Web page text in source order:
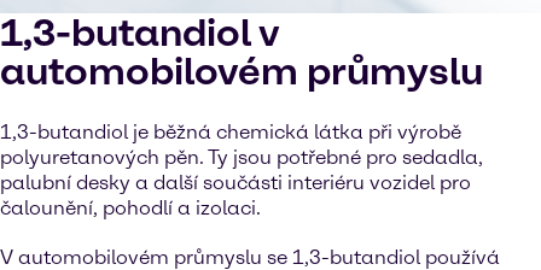
1,3-butandiol v
automobilovém průmyslu
1,3-butandiol je běžná chemická látka při výrobě
polyuretanových pěn. Ty jsou potřebné pro sedadla,
palubní desky a další součásti interiéru vozidel pro
čalounění, pohodlí a izolaci.
V automobilovém průmyslu se 1,3-butandiol používá